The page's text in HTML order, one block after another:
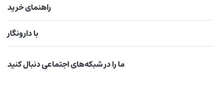
راهنمای خرید
با دارونگار
ما را در شبکه‌های اجتماعی دنبال کنید